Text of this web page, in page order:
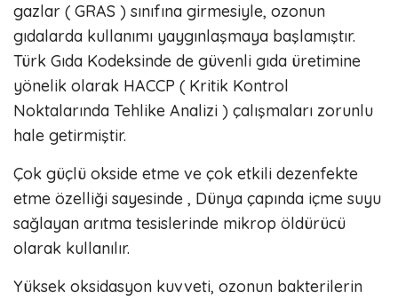
gazlar ( GRAS ) sınıfına girmesiyle, ozonun
gıdalarda kullanımı yaygınlaşmaya başlamıştır.
Türk Gıda Kodeksinde de güvenli gıda üretimine
yönelik olarak HACCP ( Kritik Kontrol
Noktalarında Tehlike Analizi ) çalışmaları zorunlu
hale getirmiştir.
Çok güçlü okside etme ve çok etkili dezenfekte
etme özelliği sayesinde , Dünya çapında içme suyu
sağlayan arıtma tesislerinde mikrop öldürücü
olarak kullanılır.
Yüksek oksidasyon kuvveti, ozonun bakterilerin